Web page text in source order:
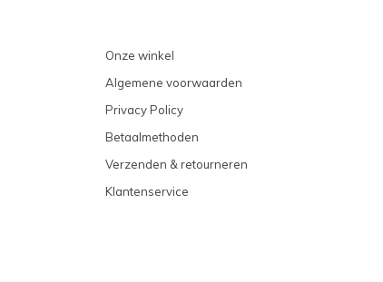
Onze winkel
Algemene voorwaarden
Privacy Policy
Betaalmethoden
Verzenden & retourneren
Klantenservice